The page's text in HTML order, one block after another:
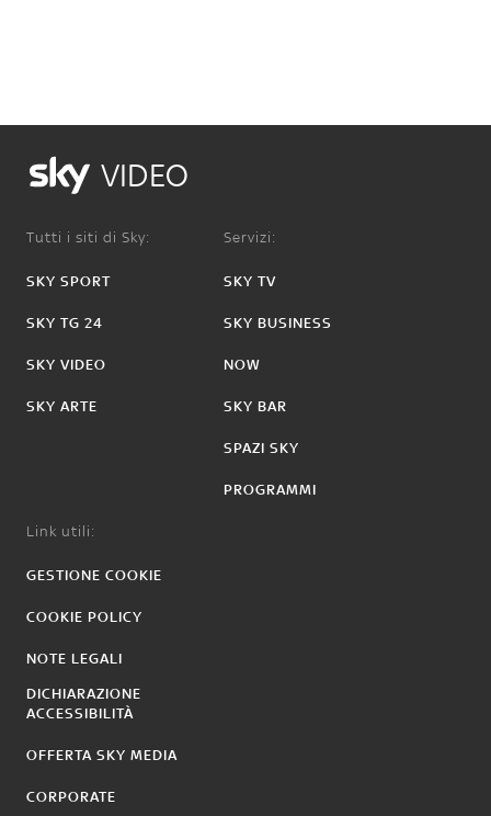
VIDEO
Tutti i siti di Sky:
SKY SPORT
SKY TG 24
SKY VIDEO
SKY ARTE
Servizi:
SKY TV
SKY BUSINESS
NOW
SKY BAR
SPAZI SKY
PROGRAMMI
Link utili:
GESTIONE COOKIE
COOKIE POLICY
NOTE LEGALI
DICHIARAZIONE
ACCESSIBILITÀ
OFFERTA SKY MEDIA
CORPORATE